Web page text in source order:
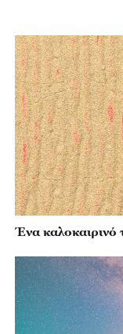
Ένα καλοκαιρινό